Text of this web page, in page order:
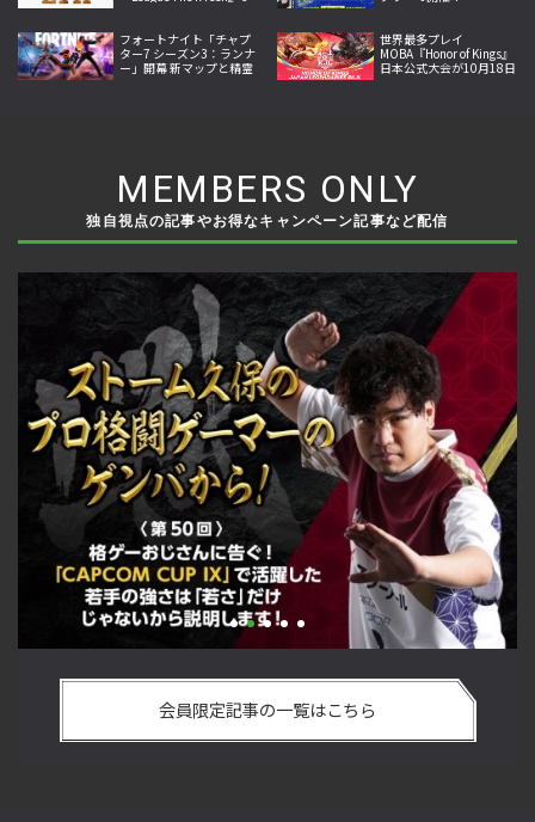
フォートナイト「チャプ
ター7 シーズン3：ランナ
ー」開幕 新マップと精霊
世界最多プレイ
MOBA『Honor of Kings』
日本公式大会が10月18日
MEMBERS ONLY
独自視点の記事やお得なキャンペーン記事など配信
の強さは 「若さ」だけじゃないから説明します！【ストーム
久保のプロ格闘ゲーマーのゲンバから！ 第50回】
会員限定記事の一覧はこちら